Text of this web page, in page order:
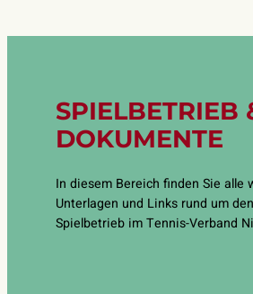
SPIELBETRIEB
DOKUMENTE
In diesem Bereich finden Sie alle
Unterlagen und Links rund um
Spielbetrieb im Tennis-Verband